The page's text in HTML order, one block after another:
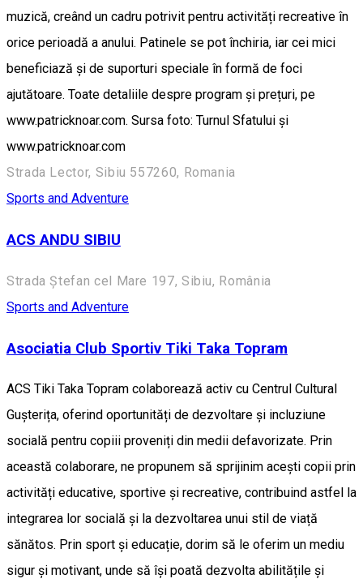
muzică, creând un cadru potrivit pentru activități recreative în
orice perioadă a anului. Patinele se pot închiria, iar cei mici
beneficiază și de suporturi speciale în formă de foci
ajutătoare. Toate detaliile despre program și prețuri, pe
www.patricknoar.com. Sursa foto: Turnul Sfatului și
www.patricknoar.com
Strada Lector, Sibiu 557260, Romania
Sports and Adventure
ACS ANDU SIBIU
Strada Ștefan cel Mare 197, Sibiu, România
Sports and Adventure
Asociatia Club Sportiv Tiki Taka Topram
ACS Tiki Taka Topram colaborează activ cu Centrul Cultural
Gușterița, oferind oportunități de dezvoltare și incluziune
socială pentru copiii proveniți din medii defavorizate. Prin
această colaborare, ne propunem să sprijinim acești copii prin
activități educative, sportive și recreative, contribuind astfel la
integrarea lor socială și la dezvoltarea unui stil de viață
sănătos. Prin sport și educație, dorim să le oferim un mediu
sigur și motivant, unde să își poată dezvolta abilitățile și